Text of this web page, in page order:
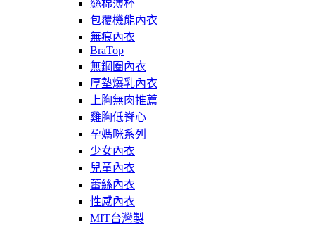
絲棉薄杯
包覆機能內衣
無痕內衣
BraTop
無鋼圈內衣
厚墊爆乳內衣
上胸無肉推薦
雞胸低脊心
孕媽咪系列
少女內衣
兒童內衣
蕾絲內衣
性感內衣
MIT台灣製